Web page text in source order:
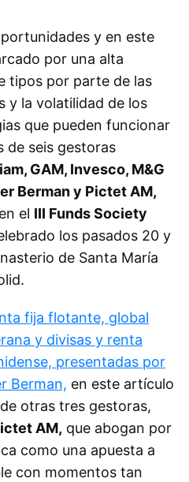
y en este
por una alta
tipos por parte de las
y la volatilidad de los
que pueden funcionar
de seis gestoras
GAM, Invesco, M&G
Berman y Pictet AM,
el III Funds Society
los pasados 20 y
de Santa María
fija flotante, global
y divisas y renta
presentadas por
Berman, en este artículo
otras tres gestoras,
AM, que abogan por
como una apuesta a
con momentos tan